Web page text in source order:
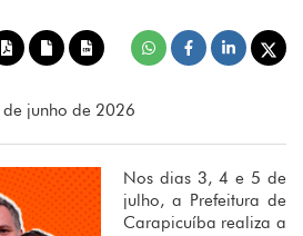
junho de 2026
Nos dias 3, 4 e 5 de
julho, a Prefeitura de
Carapicuíba realiza a